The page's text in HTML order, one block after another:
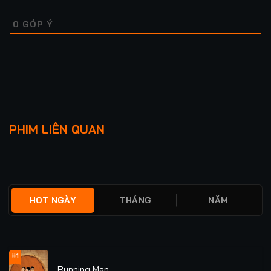
0 GÓP Ý
PHIM LIÊN QUAN
TRÒ CHƠI DỐI TRÁ
HOT NGÀY THÁNG NĂM
#1